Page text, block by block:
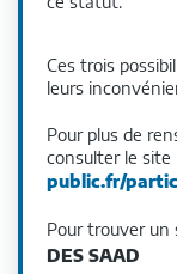
Ces trois
leurs
Pour plus de
consulter le
public.fr/
Pour trouver un
DES SAAD